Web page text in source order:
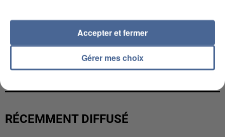
LES DONNÉES DE 300 000 CLIENTS DÉROBÉES À
RÉCEMMENT DIFFUSÉ
Gérer mes choix
Accepter et fermer